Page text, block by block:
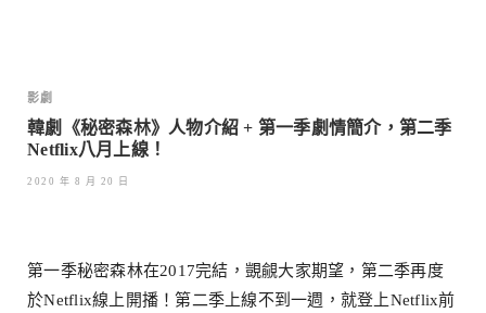
影劇
韓劇《秘密森林》人物介紹 + 第一季劇情簡介，第二季
Netflix八月上線！
2020 年 8 月 20 日
第一季秘密森林在2017完結，覬覦大家期望，第二季再度
於Netflix線上開播！第二季上線不到一週，就登上Netflix前